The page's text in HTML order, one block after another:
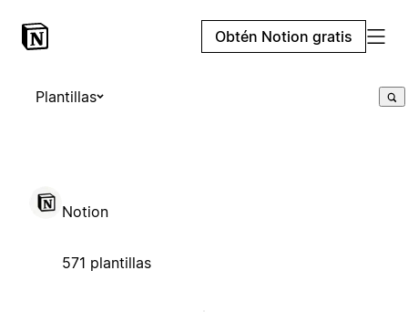
Obtén Notion gratis
Plantillas
Notion
571 plantillas